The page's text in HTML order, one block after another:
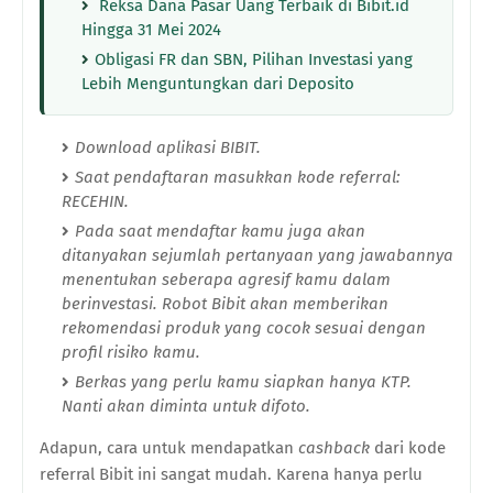
Reksa Dana Pasar Uang Terbaik di Bibit.id
Hingga 31 Mei 2024
Obligasi FR dan SBN, Pilihan Investasi yang
Lebih Menguntungkan dari Deposito
Download aplikasi BIBIT.
Saat pendaftaran masukkan kode referral:
RECEHIN.
Pada saat mendaftar kamu juga akan
ditanyakan sejumlah pertanyaan yang jawabannya
menentukan seberapa agresif kamu dalam
berinvestasi. Robot Bibit akan memberikan
rekomendasi produk yang cocok sesuai dengan
profil risiko kamu.
Berkas yang perlu kamu siapkan hanya KTP.
Nanti akan diminta untuk difoto.
Adapun, cara untuk mendapatkan cashback dari kode
referral Bibit ini sangat mudah. Karena hanya perlu